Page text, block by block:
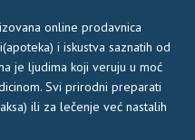
online prodavnica
i iskustva saznatih od
je ljudima koji veruju u moć
Svi prirodni preparati
ili za lečenje već nastalih